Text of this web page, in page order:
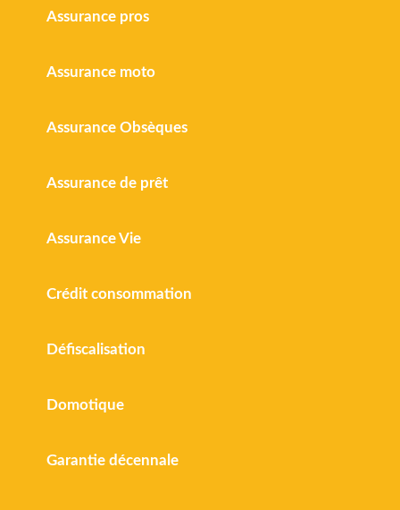
Assurance pros
Assurance moto
Assurance Obsèques
Assurance de prêt
Assurance Vie
Crédit consommation
Défiscalisation
Domotique
Garantie décennale